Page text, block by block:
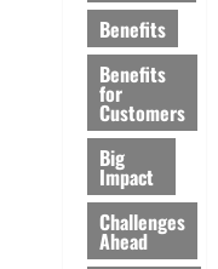
Benefits
Benefits
for
Customers
Big
Impact
Challenges
Ahead